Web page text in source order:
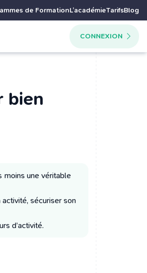
de FormationL’académieTarifsBlog
CONNEXION
bien
moins une véritable
sécuriser son
d’activité.